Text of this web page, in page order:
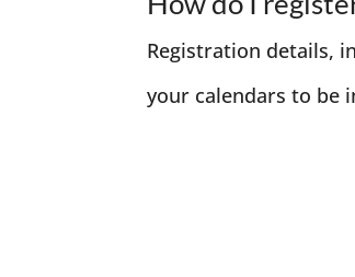
Registration details,
your calendars to be